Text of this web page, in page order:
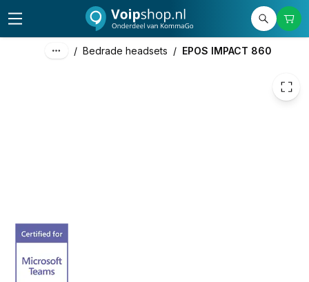
/ Bedrade headsets / EPOS IMPACT 860
€ 120,88